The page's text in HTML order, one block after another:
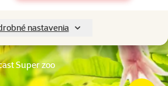
nastavenia
Super zoo